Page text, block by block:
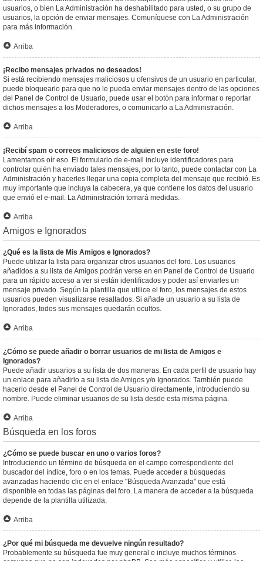
usuarios, o bien La Administración ha deshabilitado para usted, o su grupo de
usuarios, la opción de enviar mensajes. Comuníquese con La Administración
para más información.
Arriba
¡Recibo mensajes privados no deseados!
Si está recibiendo mensajes maliciosos u ofensivos de un usuario en particular,
puede bloquearlo para que no le pueda enviar mensajes dentro de las opciones
del Panel de Control de Usuario, puede usar el botón para informar o reportar
dichos mensajes a los Moderadores, o comunicarlo a La Administración.
Arriba
¡Recibí spam o correos maliciosos de alguien en este foro!
Lamentamos oír eso. El formulario de e-mail incluye identificadores para
controlar quién ha enviado tales mensajes, por lo tanto, puede contactar con La
Administración y hacerles llegar una copia completa del mensaje que recibió. Es
muy importante que incluya la cabecera, ya que contiene los datos del usuario
que envió el e-mail. La Administración tomará medidas.
Arriba
Amigos e Ignorados
¿Qué es la lista de Mis Amigos e Ignorados?
Puede utilizar la lista para organizar otros usuarios del foro. Los usuarios
añadidos a su lista de Amigos podrán verse en en Panel de Control de Usuario
para un rápido acceso a ver si están identificados y poder así enviarles un
mensaje privado. Según la plantilla que utilice el foro, los mensajes de estos
usuarios pueden visualizarse resaltados. Si añade un usuario a su lista de
Ignorados, todos sus mensajes quedarán ocultos.
Arriba
¿Cómo se puede añadir o borrar usuarios de mi lista de Amigos e
Ignorados?
Puede añadir usuarios a su lista de dos maneras. En cada perfil de usuario hay
un enlace para añadirlo a su lista de Amigos y/o Ignorados. También puede
hacerlo desde el Panel de Control de Usuario directamente, introduciendo su
nombre. Puede eliminar usuarios de su lista desde esta misma página.
Arriba
Búsqueda en los foros
¿Cómo se puede buscar en uno o varios foros?
Introduciendo un término de búsqueda en el campo correspondiente del
buscador del índice, foro o en los temas. Puede acceder a búsquedas
avanzadas haciendo clic en el enlace "Búsqueda Avanzada" que está
disponible en todas las páginas del foro. La manera de acceder a la búsqueda
depende de la plantilla utilizada.
Arriba
¿Por qué mi búsqueda me devuelve ningún resultado?
Probablemente su búsqueda fue muy general e incluye muchos términos